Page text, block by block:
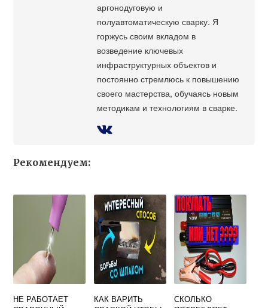
аргонодуговую и
полуавтоматическую сварку. Я
горжусь своим вкладом в
возведение ключевых
инфраструктурных объектов и
постоянно стремлюсь к повышению
своего мастерства, обучаясь новым
методикам и технологиям в сварке.
Рекомендуем:
НЕ РАБОТАЕТ
КАК ВАРИТЬ
СКОЛЬКО